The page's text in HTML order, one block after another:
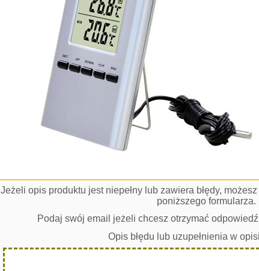
Jeżeli opis produktu jest niepełny lub zawiera błędy,
poniższego formularza.
Podaj swój email jeżeli chcesz otrzymać
Opis błędu lub uzupełnienia w